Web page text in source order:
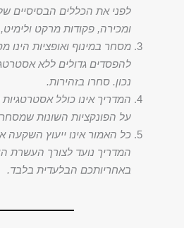
לפני את הכללים הבסיסיים
ומכירה, פקודות מרקט
מסחר במינוף ואופציות הינו
להפסדים גדולים ללא
נכון. סחרו בזהירות.
המדריך אינו כולל
על הפונקציות השונות שמסחר
כל האמור אינו ייעוץ השקעה
המדריך נועד לצורך העשרת
באחריותכם הבלעדית בלבד.